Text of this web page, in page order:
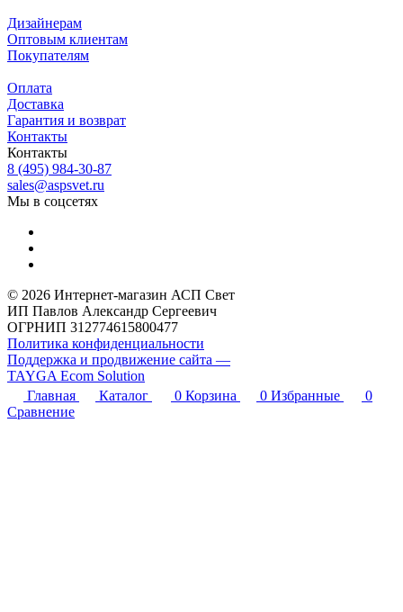
Дизайнерам
Оптовым клиентам
Покупателям
Оплата
Доставка
Гарантия и возврат
Контакты
Контакты
8 (495) 984-30-87
sales@aspsvet.ru
Мы в соцсетях
© 2026 Интернет-магазин АСП Свет
ИП Павлов Александр Сергеевич
ОГРНИП 312774615800477
Политика конфиденциальности
Поддержка и продвижение сайта —
TAYGA Ecom Solution
Главная
Каталог 0 Корзина 0 Избранные
0
Сравнение